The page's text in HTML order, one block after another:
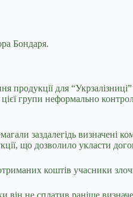
Бондаря.
для
групи неформально
заздалегідь визначені
що дозволило укласти
коштів учасники
він не сплатив раніше